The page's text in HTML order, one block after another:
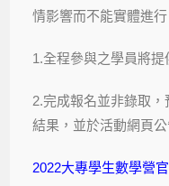
情影響而不能實體進行
1.全程參與之學員將提
2.完成報名並非錄取
結果，並於活動網頁公
2022大專學生數學營